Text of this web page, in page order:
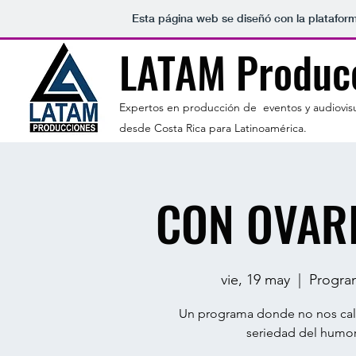
Esta página web se diseñó con la
LATAM
Expertos en producción de eventos y
desde Costa Rica para Latinoamérica.
CON
vie, 19 may
  |
Un programa donde no nos
seriedad del